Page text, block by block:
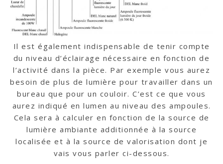
Il est également indispensable de tenir compte
du niveau d’éclairage nécessaire en fonction de
l’activité dans la pièce. Par exemple vous aurez
besoin de plus de lumière pour travailler dans un
bureau que pour un couloir. C’est ce que vous
aurez indiqué en lumen au niveau des ampoules.
Cela sera à calculer en fonction de la source de
lumière ambiante additionnée à la source
localisée et à la source de valorisation dont je
vais vous parler ci-dessous.